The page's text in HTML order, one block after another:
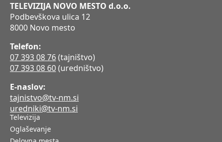
TELEVIZIJA NOVO MESTO d.o.o.
Podbevškova ulica 12
8000 Novo mesto
Telefon:
07 393 08 76(tajništvo)
07 393 08 60(uredništvo)
E-naslov:
tajnistvo@tv-nm.si
uredniki@tv-nm.si
Televizija
Oglaševanje